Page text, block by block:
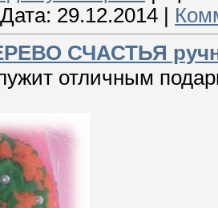
Дата: 29.12.2014 |
СЧАСТЬЯ
отличным